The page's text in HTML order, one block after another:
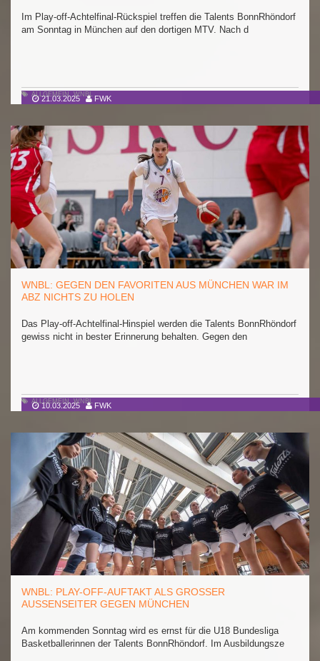
21.03.2025 FWK
Im Play-off-Achtelfinal-Rückspiel treffen die Talents BonnRhöndorf
am Sonntag in München auf den dortigen MTV. Nach d
ALLGEMEIN,WNBL
10.03.2025 FWK
WNBL: GEGEN DEN FAVORITEN AUS MÜNCHEN WAR IM
ABZ NICHTS ZU HOLEN
Das Play-off-Achtelfinal-Hinspiel werden die Talents BonnRhöndorf
gewiss nicht in bester Erinnerung behalten. Gegen den
ALLGEMEIN,WNBL
WNBL: PLAY-OFF-AUFTAKT ALS GROSSER A
USSENSEITER GEGEN MÜNCHEN
Am kommenden Sonntag wird es ernst für die U18 Bundesliga
Basketballerinnen der Talents BonnRhöndorf. Im Ausbildungsze